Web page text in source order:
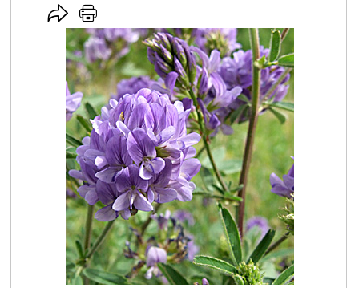
לחץ
כאן
להדפסה
לחץ
כאן
לשיתוף